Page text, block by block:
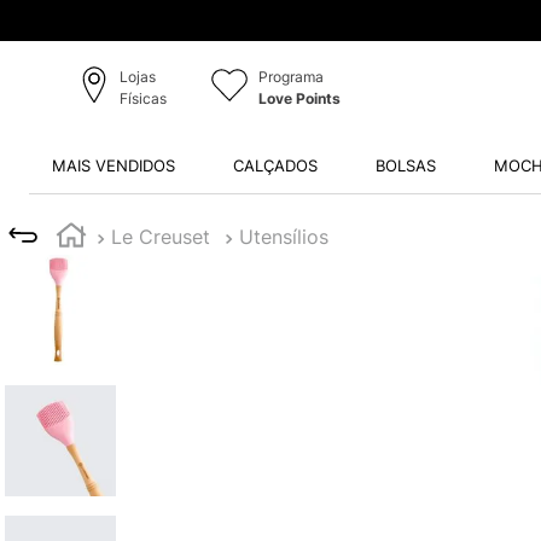
Lojas
Físicas
Programa
Love Points
MAIS VENDIDOS CALÇADOS BOLSAS
Le Creuset Utensílios